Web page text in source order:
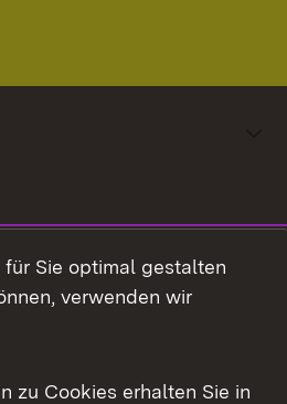
für Sie optimal gestalten
verwenden wir
zu Cookies erhalten Sie in